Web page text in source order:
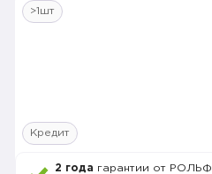
>1шт
Кредит
2 года гарантии от РОЛЬФ